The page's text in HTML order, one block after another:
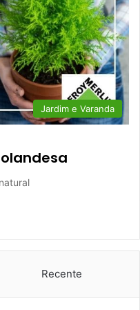
Jardim e Varanda
Recente